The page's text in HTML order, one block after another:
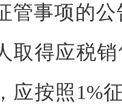
管事项的
取得应税
应按照1%